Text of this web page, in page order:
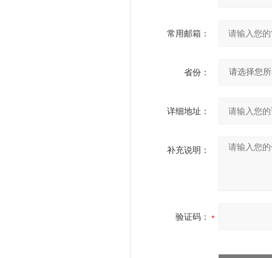
常用邮箱：
省份：
详细地址：
补充说明：
验证码：